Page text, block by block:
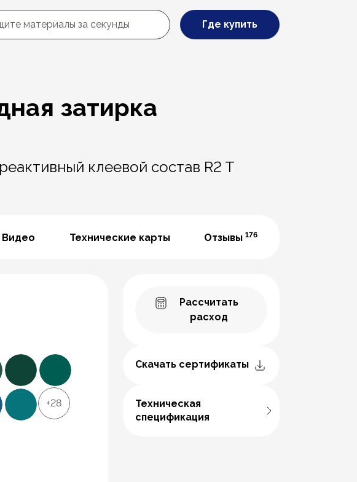
Где купить
затирка
клеевой состав R2 T
Видео Технические карты Отзывы176
+28
Рассчитать
расход
Скачать сертификаты
Техническая
спецификация